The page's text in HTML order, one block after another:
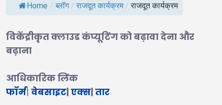
Home / ब्लॉग / राजदूत कार्यक्रम / राजदूत कार्यक्रम
विकेंद्रीकृत क्लाउड कंप्यूटिंग को बढ़ावा देना और
बढ़ाना
आधिकारिक लिंक
फॉर्म| वेबसाइट| एक्स| तार